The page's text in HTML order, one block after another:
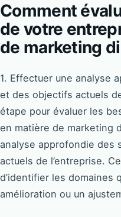
Comment
de votre
de marketing
1. Effectuer une analyse
et des objectifs actuels
étape pour évaluer les
en matière de marketing
analyse approfondie des
actuels de l’entreprise.
d’identifier les domaines
amélioration ou un